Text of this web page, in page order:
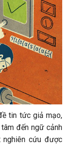
tin tức giả mạo,
đến ngữ cảnh
nghiên cứu được